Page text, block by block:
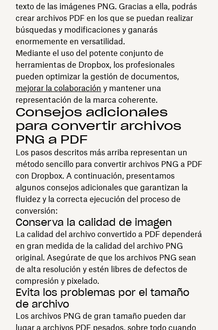
texto de las imágenes PNG. Gracias a ella, podrás
crear archivos PDF en los que se puedan realizar
búsquedas y modificaciones y ganarás
enormemente en versatilidad.
Mediante el uso del potente conjunto de
herramientas de Dropbox, los profesionales
pueden optimizar la gestión de documentos,
mejorar la colaboración y mantener una
representación de la marca coherente.
Consejos adicionales
para convertir archivos
PNG a PDF
Los pasos descritos más arriba representan un
método sencillo para convertir archivos PNG a PDF
con Dropbox. A continuación, presentamos
algunos consejos adicionales que garantizan la
fluidez y la correcta ejecución del proceso de
conversión:
Conserva la calidad de imagen
La calidad del archivo convertido a PDF dependerá
en gran medida de la calidad del archivo PNG
original. Asegúrate de que los archivos PNG sean
de alta resolución y estén libres de defectos de
compresión y pixelado.
Evita los problemas por el tamaño
de archivo
Los archivos PNG de gran tamaño pueden dar
lugar a archivos PDF pesados, sobre todo cuando